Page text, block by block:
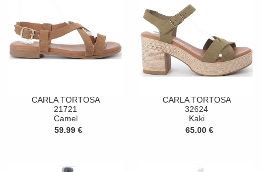
CARLA TORTOSA
21721
Camel
59.99 €
CARLA TORTOSA
32624
Kaki
65.00 €